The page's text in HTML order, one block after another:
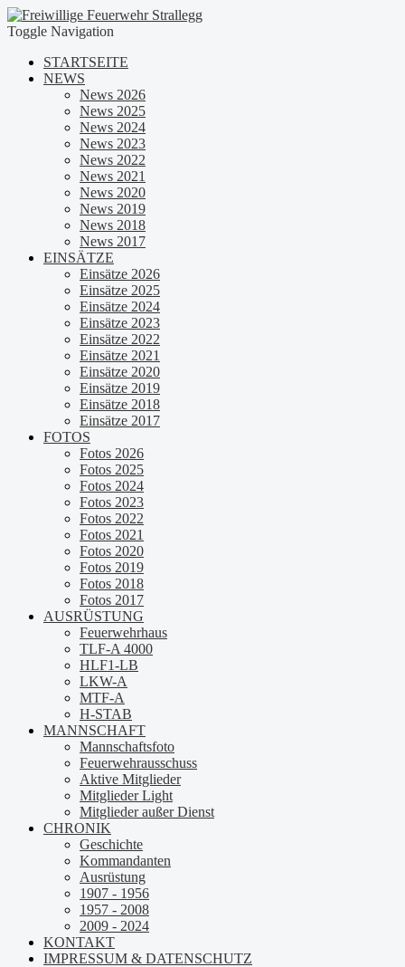
Toggle Navigation
STARTSEITE
NEWS
News 2026
News 2025
News 2024
News 2023
News 2022
News 2021
News 2020
News 2019
News 2018
News 2017
EINSÄTZE
Einsätze 2026
Einsätze 2025
Einsätze 2024
Einsätze 2023
Einsätze 2022
Einsätze 2021
Einsätze 2020
Einsätze 2019
Einsätze 2018
Einsätze 2017
FOTOS
Fotos 2026
Fotos 2025
Fotos 2024
Fotos 2023
Fotos 2022
Fotos 2021
Fotos 2020
Fotos 2019
Fotos 2018
Fotos 2017
AUSRÜSTUNG
Feuerwehrhaus
TLF-A 4000
HLF1-LB
LKW-A
MTF-A
H-STAB
MANNSCHAFT
Mannschaftsfoto
Feuerwehrausschuss
Aktive Mitglieder
Mitglieder Light
Mitglieder außer Dienst
CHRONIK
Geschichte
Kommandanten
Ausrüstung
1907 - 1956
1957 - 2008
2009 - 2024
KONTAKT
IMPRESSUM & DATENSCHUTZ